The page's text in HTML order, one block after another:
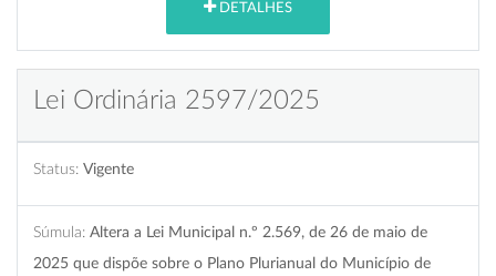
DETALHES
Lei Ordinária 2597/2025
Status: Vigente
Súmula: Altera a Lei Municipal n.º 2.569, de 26 de maio de
2025 que dispõe sobre o Plano Plurianual do Município de